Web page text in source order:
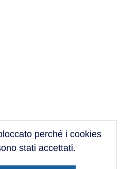
perché i cookies
stati accettati.